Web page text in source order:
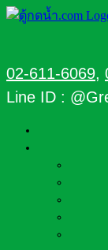
02-611-6069,
Line ID :